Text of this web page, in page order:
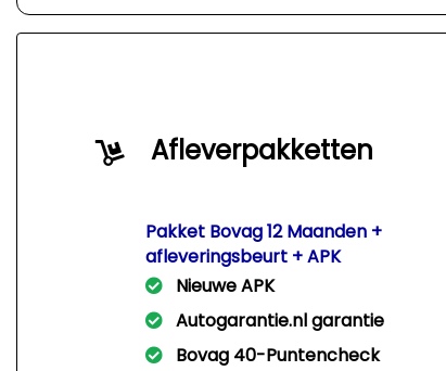
Afleverpakketten
Pakket Bovag 12 Maanden +
afleveringsbeurt + APK
Nieuwe APK
Autogarantie.nl garantie
Bovag 40-Puntencheck